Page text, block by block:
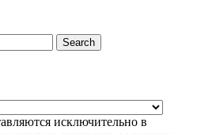
Search
исключительно в